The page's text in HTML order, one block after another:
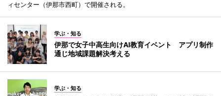
ィセンター（伊那市西町）で開催される。
学ぶ・知る
伊那で女子中高生向けAI教育イベント アプリ制作
通じ地域課題解決考える
学ぶ・知る